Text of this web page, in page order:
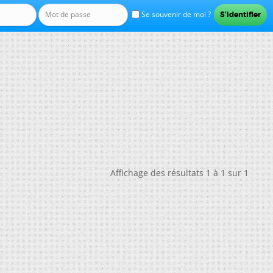
Se souvenir de moi ?
Affichage des résultats 1 à 1 sur 1